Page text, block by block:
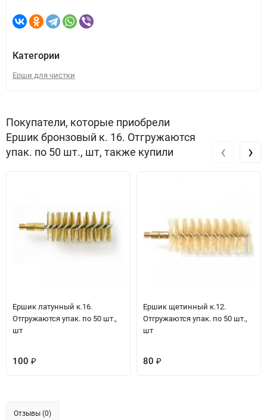
Категории
Ерши для чистки
Покупатели, которые приобрели
Ершик бронзовый к. 16. Отгружаются
упак. по 50 шт., шт, также купили
Ершик латунный к.16.
Отгружаются упак. по 50 шт.,
шт
100 ₽
Ершик щетинный к.12.
Отгружаются упак. по 50 шт.,
шт
80 ₽
‹ ›
Отзывы (0)